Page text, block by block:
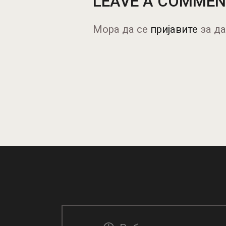
Мора да се пријавите за